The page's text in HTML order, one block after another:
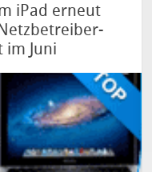
iPad erneut
im Juni